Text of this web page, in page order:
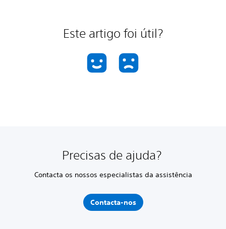
Este artigo foi útil?
Precisas de ajuda?
Contacta os nossos especialistas da assistência
Contacta-nos